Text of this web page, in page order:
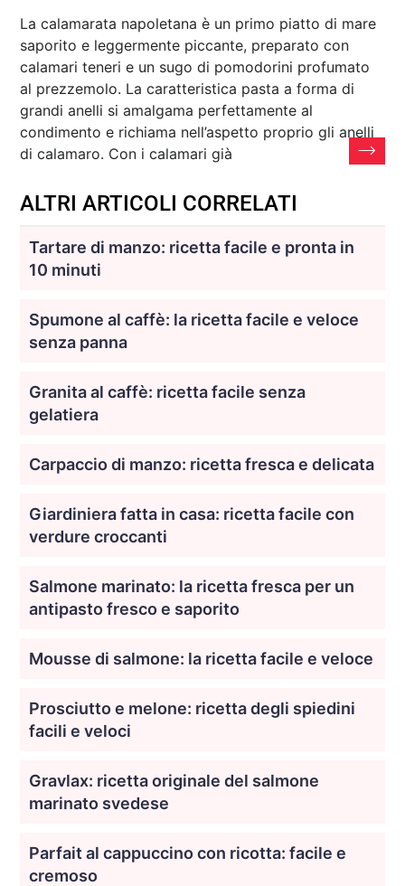
La calamarata napoletana è un primo piatto di mare
saporito e leggermente piccante, preparato con
calamari teneri e un sugo di pomodorini profumato
al prezzemolo. La caratteristica pasta a forma di
grandi anelli si amalgama perfettamente al
condimento e richiama nell’aspetto proprio gli anelli
di calamaro. Con i calamari già
ALTRI ARTICOLI CORRELATI
Tartare di manzo: ricetta facile e pronta in
10 minuti
Spumone al caffè: la ricetta facile e veloce
senza panna
Granita al caffè: ricetta facile senza
gelatiera
Carpaccio di manzo: ricetta fresca e delicata
Giardiniera fatta in casa: ricetta facile con
verdure croccanti
Salmone marinato: la ricetta fresca per un
antipasto fresco e saporito
Mousse di salmone: la ricetta facile e veloce
Prosciutto e melone: ricetta degli spiedini
facili e veloci
Gravlax: ricetta originale del salmone
marinato svedese
Parfait al cappuccino con ricotta: facile e
cremoso